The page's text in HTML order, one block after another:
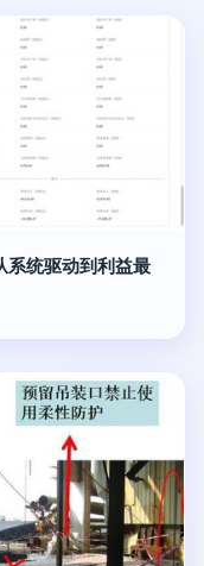
系统驱动到利益最